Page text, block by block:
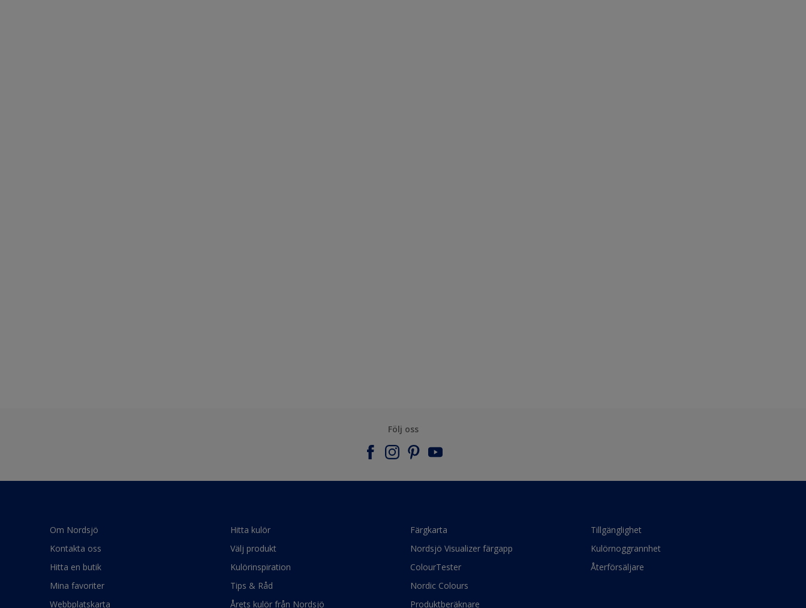
Följ oss
Om Nordsjö
Kontakta oss
Hitta en butik
Mina favoriter
Webbplatskarta
Hitta kulör
Välj produkt
Kulörinspiration
Tips & Råd
Årets kulör från Nordsjö
Färgkarta
Nordsjö Visualizer färgapp
ColourTester
Nordic Colours
Produktberäknare
Tillgänglighet
Kulörnoggrannhet
Återförsäljare